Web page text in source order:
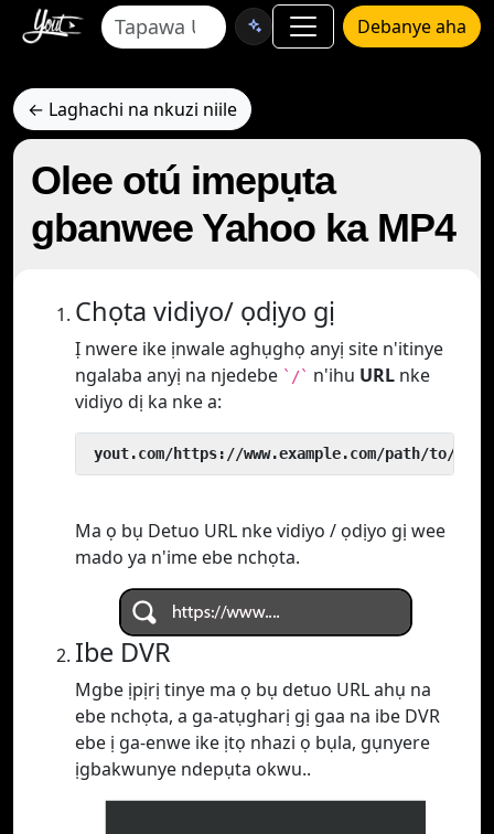
Debanye aha
← Laghachi na nkuzi niile
Olee otú imepụta
gbanwee Yahoo ka MP4
Chọta vidiyo/ ọdịyo gị
Ị nwere ike ịnwale aghụghọ anyị site n'itinye
ngalaba anyị na njedebe `/` n'ihu URL nke
vidiyo dị ka nke a:
yout.com/https://www.example.com/path/to/
Ma ọ bụ Detuo URL nke vidiyo / ọdịyo gị wee
mado ya n'ime ebe nchọta.
Ibe DVR
Mgbe ịpịrị tinye ma ọ bụ detuo URL ahụ na
ebe nchọta, a ga-atụgharị gị gaa na ibe DVR
ebe ị ga-enwe ike ịtọ nhazi ọ bụla, gụnyere
ịgbakwunye ndepụta okwu..